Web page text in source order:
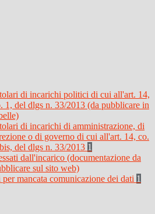
di incarichi politici di cui all'art. 14,
1, del dlgs n. 33/2013 (da pubblicare in
di incarichi di amministrazione, di
o di governo di cui all'art. 14, co.
del dlgs n. 33/2013 1
dall'incarico (documentazione da
sul sito web)
per mancata comunicazione dei dati 1